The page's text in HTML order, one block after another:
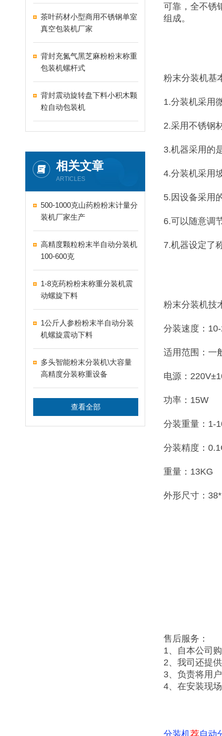
茶叶药材小型商用不锈钢单室
真空包装机厂家
背封充氮气黑芝麻粉粉末称重
包装机螺杆式
背封震动旋转盘下料小积木颗
粒自动包装机
相关文章
ARTICLES
500-1000克山药粉粉末计量分
装机厂家生产
高精度颗粒粉末半自动分装机
100-600克
1-8克药粉粉末称重分装机震
动螺旋下料
1公斤人参粉粉末半自动分装
机螺旋震动下料
多头智能粉末分装机\大容量
高精度分装称重设备
查看全部
可靠，全不锈
组成。
粉末分装机基
1.分装机采用
2.采用不锈钢
3.机器采用的
4.分装机采用
5.因设备采用
6.可以随意调
7.机器设定了
粉末分装机技
分装速度：
适用范围：一
电源：
功率：15W
分装重量：1-
分装精度：
重量：13KG
外形尺寸：
售后服务：
1、自本公司
2、我司还提
3、负责将用
4、在安装现
分装机荐自动